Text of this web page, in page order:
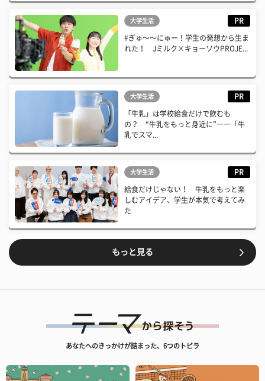
大学生活 PR
#ぎゅ〜〜にゅー！学生の発想から生ま
れた！ Jミルク×キョーソウPROJE...
大学生活 PR
「牛乳」は学校給食だけで飲むも
の？ “牛乳をもっと身近に”――「牛
乳でスマ...
大学生活 PR
給食だけじゃない！ 牛乳をもっと楽
しむアイデア、学生が本気で考えてみ
た
もっと見る
あなたへのきっかけが詰まった、6つのトビラ